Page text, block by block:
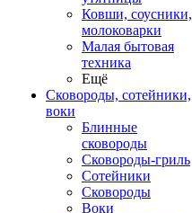
Ковши, соусники,
молоковарки
Малая бытовая
техника
Ещё
Сковороды, сотейники,
воки
Блинные
сковороды
Сковороды-гриль
Сотейники
Сковороды
Воки